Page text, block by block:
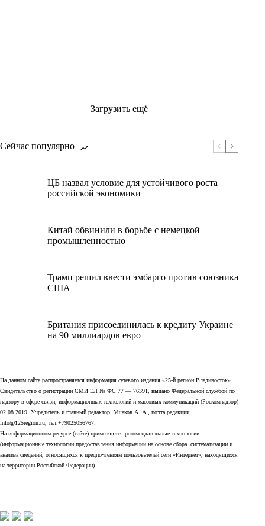
Загрузить ещё
Сейчас популярно
ЦБ назвал условие для устойчивого роста
российской экономики
Китай обвинили в борьбе с немецкой
промышленностью
Трамп решил ввести эмбарго против союзника
США
Британия присоединилась к кредиту Украине
на 90 миллиардов евро
На данном сайте распространяется информация сетевого издания «25-й регион Владивосток».
Свидетельство о регистрации СМИ ЭЛ № ФС 77 — 76391, выдано Федеральной службой по
надзору в сфере связи, информационных технологий и массовых коммуникаций (Роскомнадзор)
02.08.2019. Учредитель и главный редактор: Ушаков А. А., почта редакции:
info@125region.ru, тел.+79025056767.
На информационном ресурсе (сайте) применяются рекомендательные технологии
(информационные технологии предоставления информации на основе сбора, систематизации и
анализа сведений, относящихся к предпочтениям пользователей сети «Интернет», находящихся
на территории Российской Федерации).